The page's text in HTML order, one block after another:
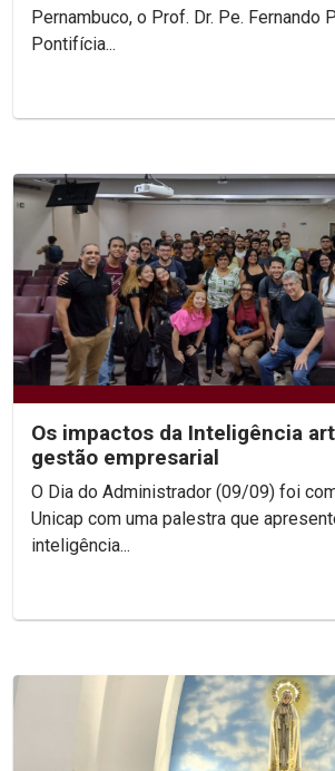
Pernambuco, o Prof. Dr. Pe. Fernando
Pontifícia...
Os impactos da Inteligência
gestão empresarial
O Dia do Administrador (09/09) foi
Unicap com uma palestra que
inteligência...